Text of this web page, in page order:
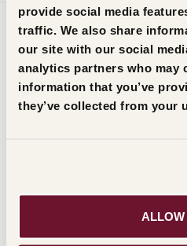
provide social media
traffic. We also share
our site with our social
analytics partners who may
information that you’ve
they’ve collected from your
ALLOW
POTREBBE
PIACERTI